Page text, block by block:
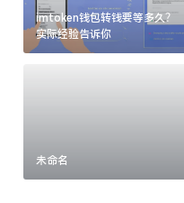
imtoken钱包转钱要等多久？
实际经验告诉你
未命名